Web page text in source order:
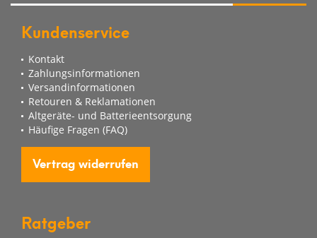
Kundenservice
Kontakt
Zahlungsinformationen
Versandinformationen
Retouren & Reklamationen
Altgeräte- und Batterieentsorgung
Häufige Fragen (FAQ)
Vertrag widerrufen
Ratgeber